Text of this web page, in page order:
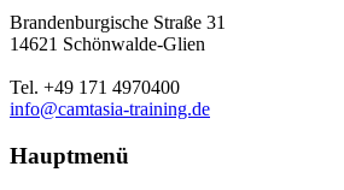
Brandenburgische Straße 31
14621 Schönwalde-Glien
Tel. +49 171 4970400
info@camtasia-training.de
Hauptmenü